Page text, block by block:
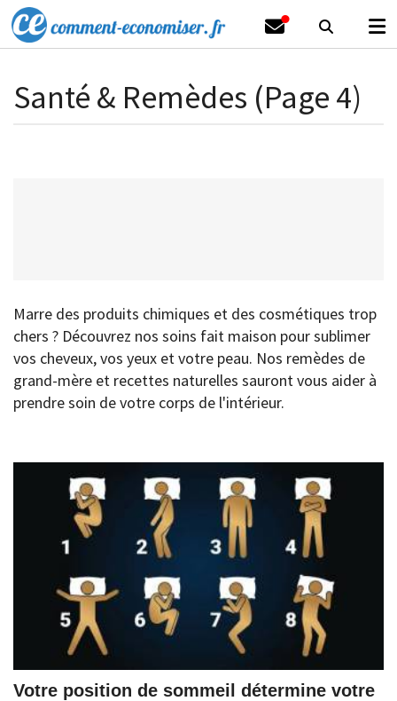
Santé & Remèdes (Page 4)
Marre des produits chimiques et des cosmétiques trop
chers ? Découvrez nos soins fait maison pour sublimer
vos cheveux, vos yeux et votre peau. Nos remèdes de
grand-mère et recettes naturelles sauront vous aider à
prendre soin de votre corps de l'intérieur.
Votre position de sommeil détermine votre